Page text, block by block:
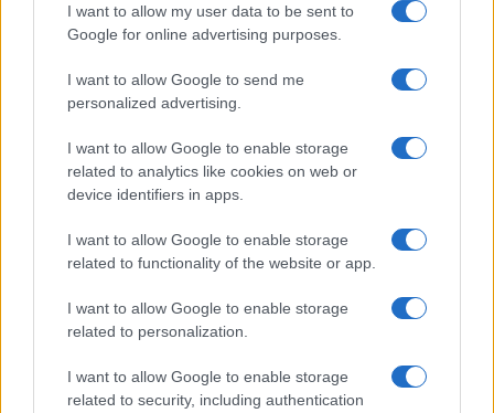
I want to allow my user data to be sent to
Google for online advertising purposes.
I want to allow Google to send me
personalized advertising.
I want to allow Google to enable storage
related to analytics like cookies on web or
device identifiers in apps.
I want to allow Google to enable storage
related to functionality of the website or app.
I want to allow Google to enable storage
related to personalization.
I want to allow Google to enable storage
related to security, including authentication
Euro Gsm